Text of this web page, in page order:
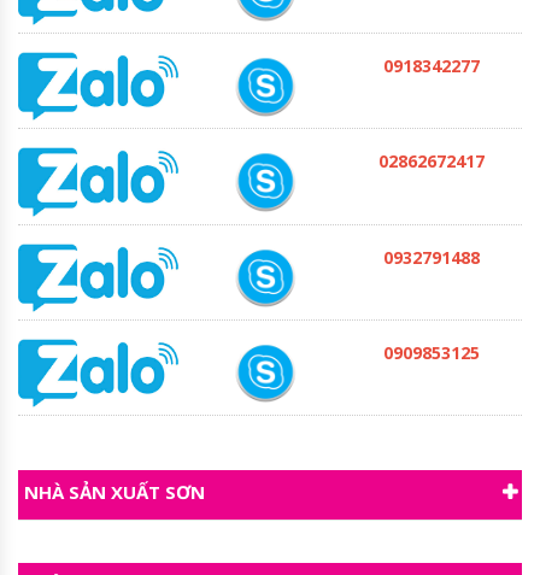
0918342277
02862672417
0932791488
0909853125
NHÀ SẢN XUẤT SƠN